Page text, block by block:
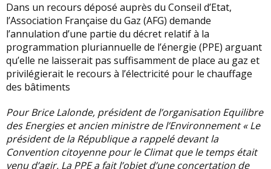
Dans un recours déposé auprès du Conseil d’Etat,
l’Association Française du Gaz (AFG) demande
l’annulation d’une partie du décret relatif à la
programmation pluriannuelle de l’énergie (PPE) arguant
qu’elle ne laisserait pas suffisamment de place au gaz et
privilégierait le recours à l’électricité pour le chauffage
des bâtiments
Pour Brice Lalonde, président de l’organisation Equilibre
des Energies et ancien ministre de l’Environnement « Le
président de la République a rappelé devant la
Convention citoyenne pour le Climat que le temps était
venu d’agir. La PPE a fait l’objet d’une concertation de